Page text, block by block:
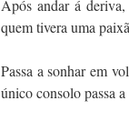
Após andar á
quem tivera uma
Passa a sonhar em
único consolo passa